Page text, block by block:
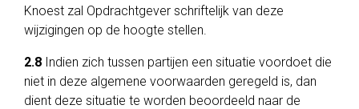
Knoest zal Opdrachtgever schriftelijk van deze
wijzigingen op de hoogte stellen.
2.8 Indien zich tussen partijen een situatie voordoet die
niet in deze algemene voorwaarden geregeld is, dan
dient deze situatie te worden beoordeeld naar de